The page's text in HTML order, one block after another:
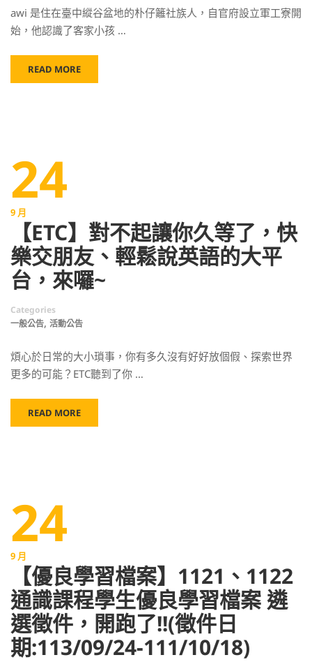
awi 是住在臺中縱谷盆地的朴仔籬社族人，自官府設立軍工寮開
始，他認識了客家小孩 …
READ MORE
24
9 月
【ETC】對不起讓你久等了，快
樂交朋友、輕鬆說英語的大平
台，來囉~
Categories
一般公告, 活動公告
煩心於日常的大小瑣事，你有多久沒有好好放個假、探索世界
更多的可能？ETC聽到了你 …
READ MORE
24
9 月
【優良學習檔案】1121、1122
通識課程學生優良學習檔案 遴
選徵件，開跑了!!(徵件日
期:113/09/24-111/10/18)